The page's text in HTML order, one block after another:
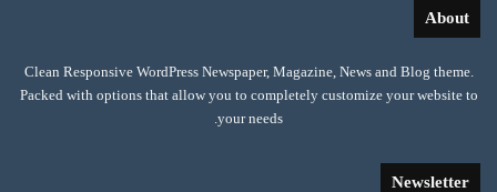
About
Clean Responsive WordPress Newspaper, Magazine, News and Blog theme.
Packed with options that allow you to completely customize your website to
your needs.
Newsletter